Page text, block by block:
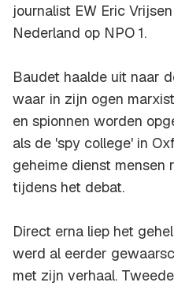
journalist EW Eric
Nederland op NPO 1.
Baudet haalde uit naar
waar in zijn ogen
en spionnen worden
als de 'spy college' in
geheime dienst mensen
tijdens het debat.
Direct erna liep het
werd al eerder
met zijn verhaal.